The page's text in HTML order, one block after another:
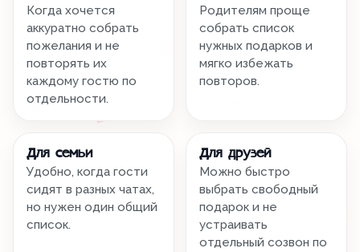
Когда хочется
аккуратно собрать
пожелания и не
повторять их
каждому гостю по
отдельности.
Родителям проще
собрать список
нужных подарков и
мягко избежать
повторов.
Для семьи
Удобно, когда гости
сидят в разных чатах,
но нужен один общий
список.
Для друзей
Можно быстро
выбрать свободный
подарок и не
устраивать
отдельный созвон по